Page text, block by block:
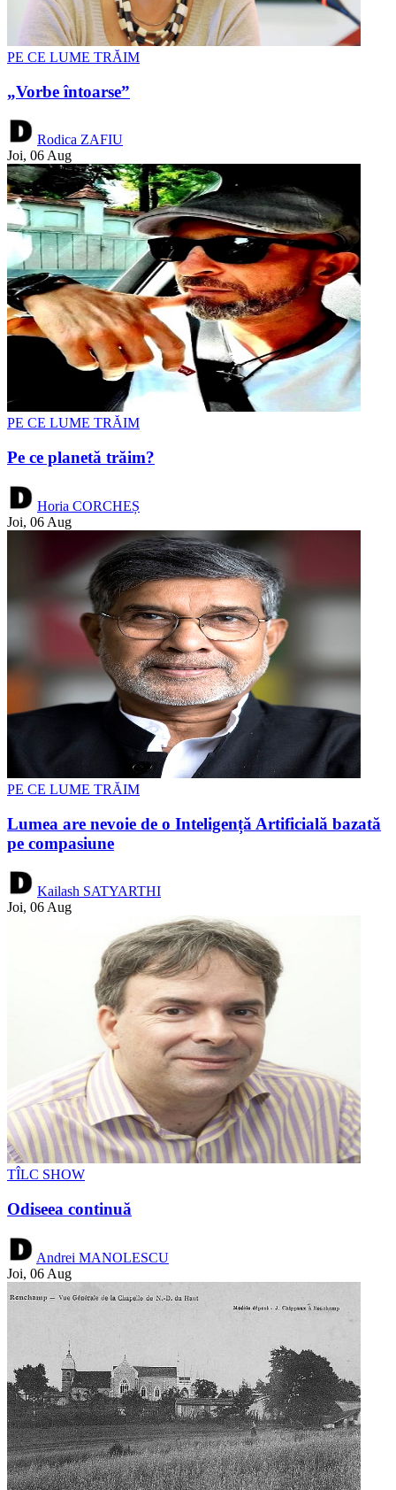
PE CE LUME TRĂIM
„Vorbe întoarse”
Rodica ZAFIU
Joi, 06 Aug
PE CE LUME TRĂIM
Pe ce planetă trăim?
Horia CORCHEȘ
Joi, 06 Aug
PE CE LUME TRĂIM
Lumea are nevoie de o Inteligență Artificială bazată
pe compasiune
Kailash SATYARTHI
Joi, 06 Aug
TÎLC SHOW
Odiseea continuă
Andrei MANOLESCU
Joi, 06 Aug